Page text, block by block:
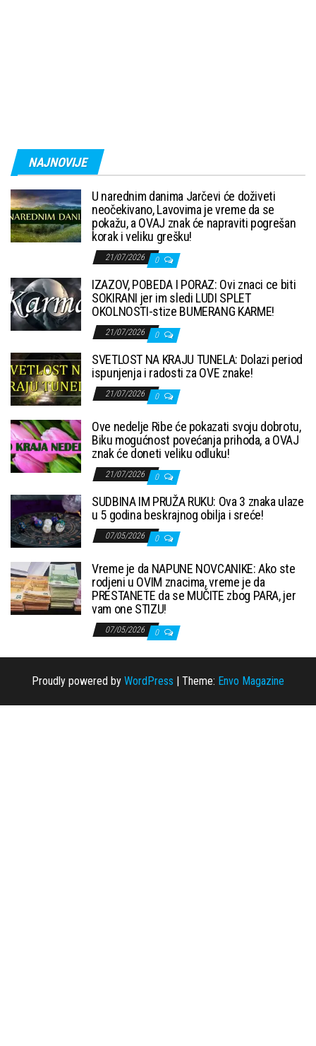
NAJNOVIJE
U narednim danima Jarčevi će doživeti
neočekivano, Lavovima je vreme da se
pokažu, a OVAJ znak će napraviti pogrešan
korak i veliku grešku!
21/07/2026 0
IZAZOV, POBEDA I PORAZ: Ovi znaci ce biti
SOKIRANI jer im sledi LUDI SPLET
OKOLNOSTI-stize BUMERANG KARME!
21/07/2026 0
SVETLOST NA KRAJU TUNELA: Dolazi period
ispunjenja i radosti za OVE znake!
21/07/2026 0
Ove nedelje Ribe će pokazati svoju dobrotu,
Biku mogućnost povećanja prihoda, a OVAJ
znak će doneti veliku odluku!
21/07/2026 0
SUDBINA IM PRUŽA RUKU: Ova 3 znaka ulaze
u 5 godina beskrajnog obilja i sreće!
07/05/2026 0
Vreme je da NAPUNE NOVCANIKE: Ako ste
rodjeni u OVIM znacima, vreme je da
PRESTANETE da se MUČITE zbog PARA, jer
vam one STIZU!
07/05/2026 0
Proudly powered by WordPress Theme: Envo Magazine